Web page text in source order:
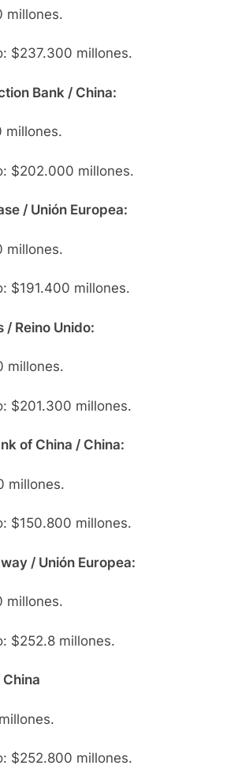
millones.
$237.300 millones.
Bank / China:
millones.
$202.000 millones.
/ Unión Europea:
millones.
$191.400 millones.
/ Reino Unido:
millones.
$201.300 millones.
of China / China:
millones.
$150.800 millones.
/ Unión Europea:
millones.
$252.8 millones.
China
$252.800 millones.